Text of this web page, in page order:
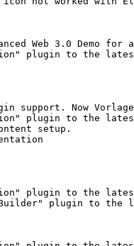
Web 3.0 Demo for
plugin to the
support. Now
plugin to the
setup.
plugin to the
plugin to the